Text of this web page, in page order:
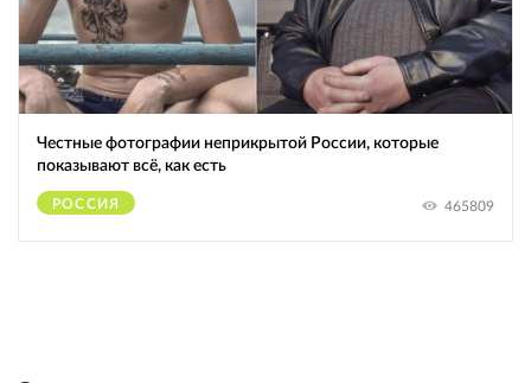
Честные фотографии неприкрытой России, которые
показывают всё, как есть
РОССИЯ 465809